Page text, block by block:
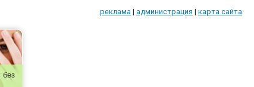
реклама | администрация | карта сайта
без